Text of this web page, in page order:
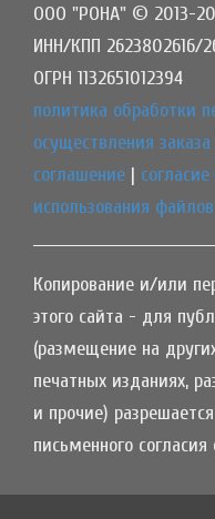
ООО "РОНА" © 2013-
ИНН/КПП 2623802616/
ОГРН 1132651012394
политика обработки
осуществления
соглашение |
использования
Копирование и/или
этого сайта - для
(размещение на
печатных изданиях,
и прочие)
письменного